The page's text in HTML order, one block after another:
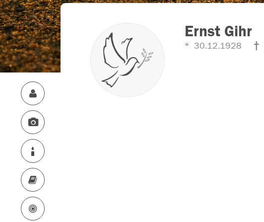
Ernst Gihr
30.12.1928